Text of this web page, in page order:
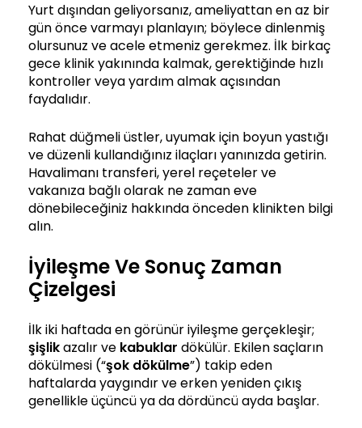
Yurt dışından geliyorsanız, ameliyattan en az bir
gün önce varmayı planlayın; böylece dinlenmiş
olursunuz ve acele etmeniz gerekmez. İlk birkaç
gece klinik yakınında kalmak, gerektiğinde hızlı
kontroller veya yardım almak açısından
faydalıdır.
Rahat düğmeli üstler, uyumak için boyun yastığı
ve düzenli kullandığınız ilaçları yanınızda getirin.
Havalimanı transferi, yerel reçeteler ve
vakanıza bağlı olarak ne zaman eve
dönebileceğiniz hakkında önceden klinikten bilgi
alın.
İyileşme Ve Sonuç Zaman
Çizelgesi
İlk iki haftada en görünür iyileşme gerçekleşir;
şişlikazalır ve kabuklar dökülür. Ekilen saçların
dökülmesi (“şok dökülme”) takip eden
haftalarda yaygındır ve erken yeniden çıkış
genellikle üçüncü ya da dördüncü ayda başlar.